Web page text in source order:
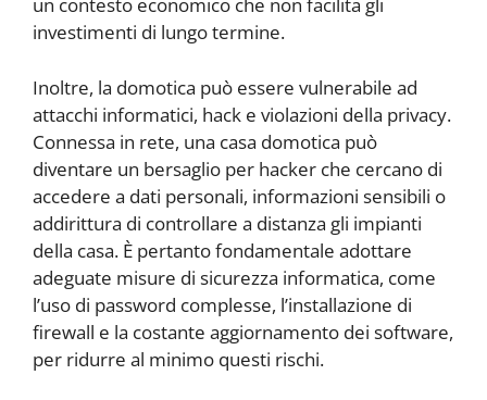
un contesto economico che non facilita gli
investimenti di lungo termine.
Inoltre, la domotica può essere vulnerabile ad
attacchi informatici, hack e violazioni della privacy.
Connessa in rete, una casa domotica può
diventare un bersaglio per hacker che cercano di
accedere a dati personali, informazioni sensibili o
addirittura di controllare a distanza gli impianti
della casa. È pertanto fondamentale adottare
adeguate misure di sicurezza informatica, come
l’uso di password complesse, l’installazione di
firewall e la costante aggiornamento dei software,
per ridurre al minimo questi rischi.